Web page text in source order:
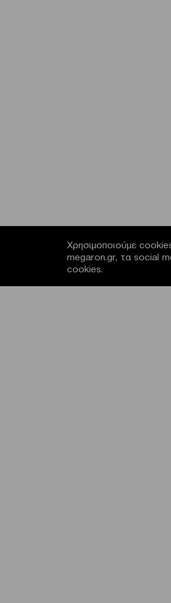
Χρησιμοποιούμε
megaron.gr, τα social
cookies.